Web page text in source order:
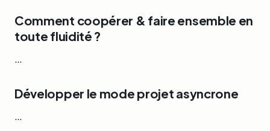
Comment coopérer & faire ensemble en
toute fluidité ?
…
Développer le mode projet asyncrone
…